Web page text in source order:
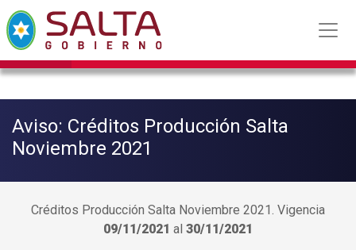
Aviso: Créditos Producción Salta
Noviembre 2021
Créditos Producción Salta Noviembre 2021. Vigencia
09/11/2021 al 30/11/2021